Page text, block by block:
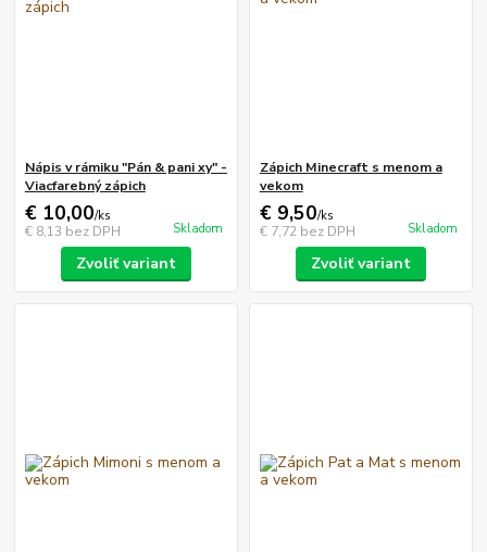
Nápis v rámiku "Pán & pani xy" -
Viacfarebný zápich
€ 10,00/ks
€ 8,13 bez DPH Skladom
Zvoliť variant
Zápich Minecraft s menom a
vekom
€ 9,50/ks
€ 7,72 bez DPH Skladom
Zvoliť variant